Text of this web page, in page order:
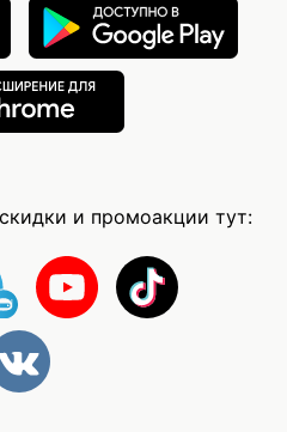
и промоакции тут: